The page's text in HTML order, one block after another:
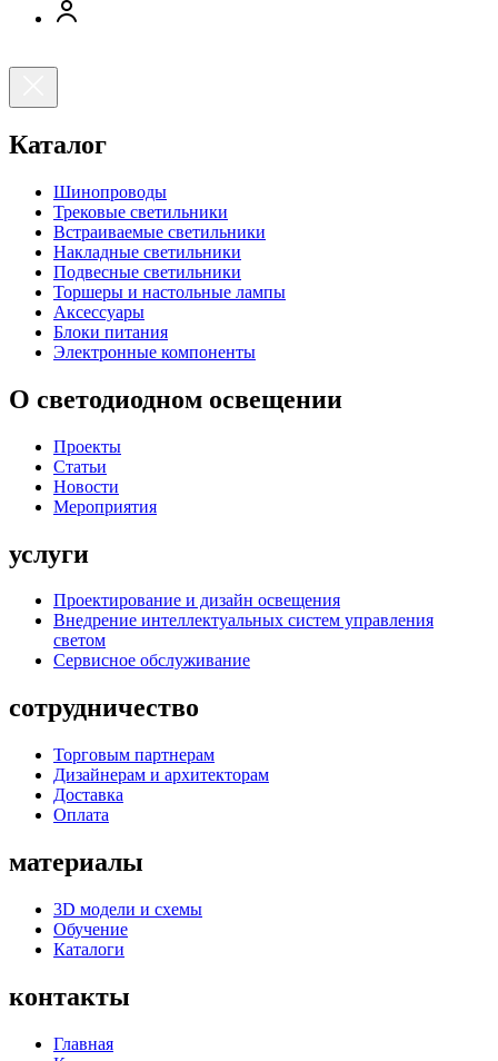
Каталог
Шинопроводы
Трековые светильники
Встраиваемые светильники
Накладные светильники
Подвесные светильники
Торшеры и настольные лампы
Аксессуары
Блоки питания
Электронные компоненты
О светодиодном освещении
Проекты
Статьи
Новости
Мероприятия
услуги
Проектирование и дизайн освещения
Внедрение интеллектуальных систем управления
светом
Сервисное обслуживание
сотрудничество
Торговым партнерам
Дизайнерам и архитекторам
Доставка
Оплата
материалы
3D модели и схемы
Обучение
Каталоги
контакты
Главная